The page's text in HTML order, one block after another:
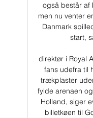
også består af
men nu venter
Danmark
start,
direktør i Royal
fans udefra til
trækplaster
fylde arenaen
Holland, siger
billetkøen til